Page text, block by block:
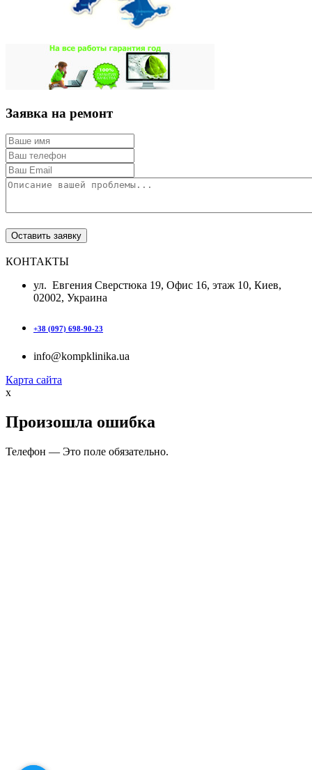
Заявка на ремонт
КОНТАКТЫ
ул. Евгения Сверстюка 19, Офис 16, этаж 10, Киев,
02002, Украина
+38 (097) 698-90-23
info@kompklinika.ua
Карта сайта
x
Произошла ошибка
Телефон — Это поле обязательно.